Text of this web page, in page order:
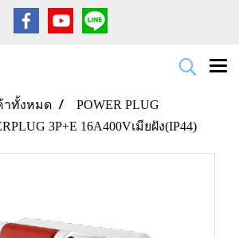
าทั้งหมด
POWER PLUG
3P+E 16A400Vเมียฝัง(IP44)